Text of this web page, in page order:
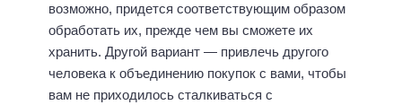
возможно, придется соответствующим образом
обработать их, прежде чем вы сможете их
хранить. Другой вариант — привлечь другого
человека к объединению покупок с вами, чтобы
вам не приходилось сталкиваться с